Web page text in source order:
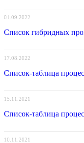
01.09.2022
Список гибридных
17.08.2022
Список-таблица
15.11.2021
Список-таблица
10.11.2021